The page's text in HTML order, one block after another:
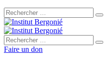
Rechercher :
Rechercher :
Faire un don